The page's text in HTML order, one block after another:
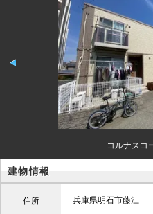
コルナスコ
建物情報
住所 兵庫県明石市藤江